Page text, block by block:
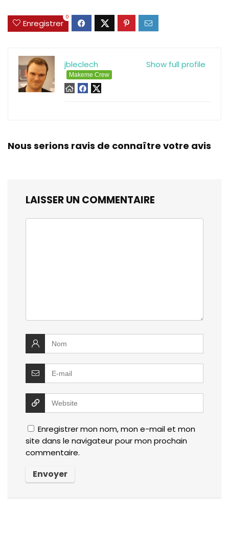
Enregistrer
0
Show full profile
jbleclech
Makeme Crew
Nous serions ravis de connaître votre avis
LAISSER UN COMMENTAIRE
Enregistrer mon nom, mon e-mail et mon
site dans le navigateur pour mon prochain
commentaire.